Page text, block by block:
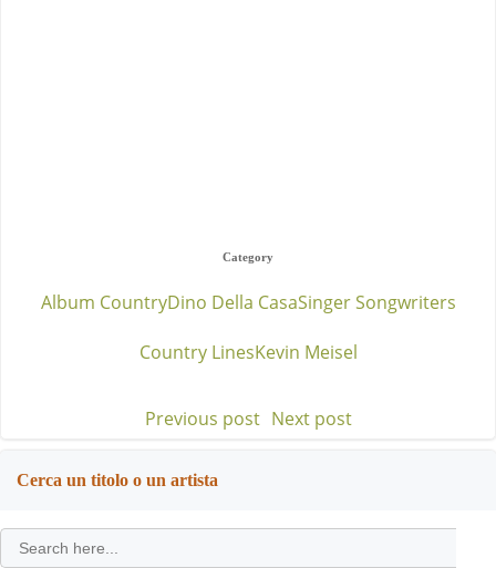
Category
Album CountryDino Della CasaSinger Songwriters
Country LinesKevin Meisel
Post
navigation
Previous post Post
Next post
Cerca un titolo o un artista
Search
for: